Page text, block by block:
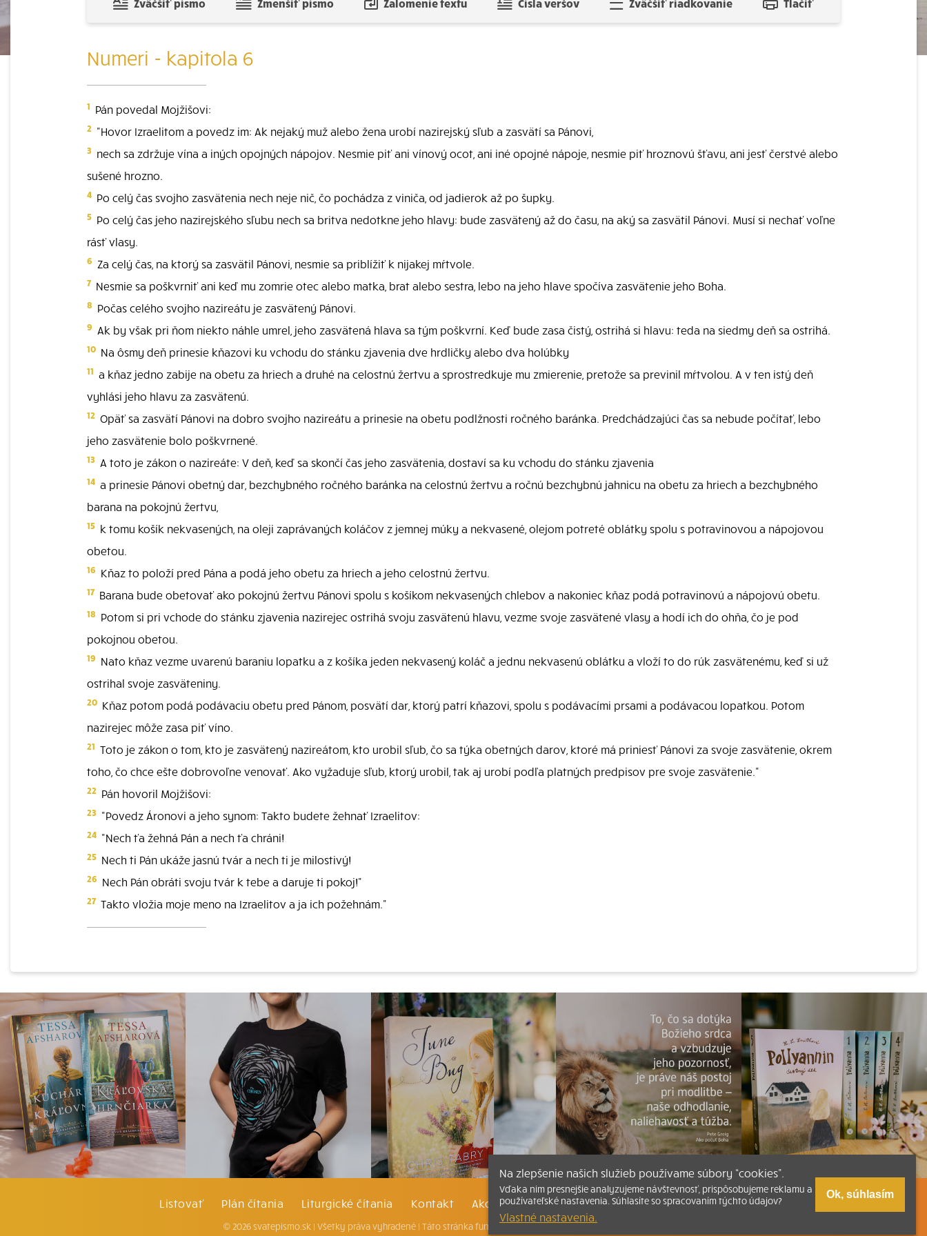
Numeri - kapitola 6
1 Pán povedal Mojžišovi:
2 "Hovor Izraelitom a povedz im: Ak nejaký muž alebo žena urobí nazirejský sľub a zasvätí sa Pánovi,
3 nech sa zdržuje vína a iných opojných nápojov. Nesmie piť ani vínový ocot, ani iné opojné nápoje, nesmie piť hroznovú šťavu, ani jesť čerstvé alebo
sušené hrozno.
4 Po celý čas svojho zasvätenia nech neje nič, čo pochádza z viniča, od jadierok až po šupky.
5 Po celý čas jeho nazirejského sľubu nech sa britva nedotkne jeho hlavy: bude zasvätený až do času, na aký sa zasvätil Pánovi. Musí si nechať voľne
rásť vlasy.
6 Za celý čas, na ktorý sa zasvätil Pánovi, nesmie sa priblížiť k nijakej mŕtvole.
7 Nesmie sa poškvrniť ani keď mu zomrie otec alebo matka, brat alebo sestra, lebo na jeho hlave spočíva zasvätenie jeho Boha.
8 Počas celého svojho nazireátu je zasvätený Pánovi.
9 Ak by však pri ňom niekto náhle umrel, jeho zasvätená hlava sa tým poškvrní. Keď bude zasa čistý, ostrihá si hlavu: teda na siedmy deň sa ostrihá.
10 Na ôsmy deň prinesie kňazovi ku vchodu do stánku zjavenia dve hrdličky alebo dva holúbky
11 a kňaz jedno zabije na obetu za hriech a druhé na celostnú žertvu a sprostredkuje mu zmierenie, pretože sa previnil mŕtvolou. A v ten istý deň
vyhlási jeho hlavu za zasvätenú.
12 Opäť sa zasvätí Pánovi na dobro svojho nazireátu a prinesie na obetu podlžnosti ročného baránka. Predchádzajúci čas sa nebude počítať, lebo
jeho zasvätenie bolo poškvrnené.
13 A toto je zákon o nazireáte: V deň, keď sa skončí čas jeho zasvätenia, dostaví sa ku vchodu do stánku zjavenia
14 a prinesie Pánovi obetný dar, bezchybného ročného baránka na celostnú žertvu a ročnú bezchybnú jahnicu na obetu za hriech a bezchybného
barana na pokojnú žertvu,
15 k tomu košík nekvasených, na oleji zaprávaných koláčov z jemnej múky a nekvasené, olejom potreté oblátky spolu s potravinovou a nápojovou
obetou.
16 Kňaz to položí pred Pána a podá jeho obetu za hriech a jeho celostnú žertvu.
17 Barana bude obetovať ako pokojnú žertvu Pánovi spolu s košíkom nekvasených chlebov a nakoniec kňaz podá potravinovú a nápojovú obetu.
18 Potom si pri vchode do stánku zjavenia nazirejec ostrihá svoju zasvätenú hlavu, vezme svoje zasvätené vlasy a hodí ich do ohňa, čo je pod
pokojnou obetou.
19 Nato kňaz vezme uvarenú baraniu lopatku a z košíka jeden nekvasený koláč a jednu nekvasenú oblátku a vloží to do rúk zasvätenému, keď si už
ostrihal svoje zasväteniny.
20 Kňaz potom podá podávaciu obetu pred Pánom, posvätí dar, ktorý patrí kňazovi, spolu s podávacími prsami a podávacou lopatkou. Potom
nazirejec môže zasa piť víno.
21 Toto je zákon o tom, kto je zasvätený nazireátom, kto urobil sľub, čo sa týka obetných darov, ktoré má priniesť Pánovi za svoje zasvätenie, okrem
toho, čo chce ešte dobrovoľne venovať. Ako vyžaduje sľub, ktorý urobil, tak aj urobí podľa platných predpisov pre svoje zasvätenie."
22 Pán hovoril Mojžišovi:
23 "Povedz Áronovi a jeho synom: Takto budete žehnať Izraelitov:
24 "Nech ťa žehná Pán a nech ťa chráni!
25 Nech ti Pán ukáže jasnú tvár a nech ti je milostivý!
26 Nech Pán obráti svoju tvár k tebe a daruje ti pokoj!"
27 Takto vložia moje meno na Izraelitov a ja ich požehnám."
Listovať Plán čítania Liturgické čítania Kontakt Ako čítať bibliu Katechizmus Tlačená verzia Písma
© 2026 svatepismo.sk | Všetky práva vyhradené| Táto stránka funguje aj vďaka kresťanskému kníhkupectvu
Na zlepšenie našich služieb používame súbory “cookies”.
Vďaka nim presnejšie analyzujeme návštevnosť, prispôsobujeme reklamu a
používateľské nastavenia. Súhlasíte so spracovaním týchto údajov?
Vlastné nastavenia.
Ok, súhlasím